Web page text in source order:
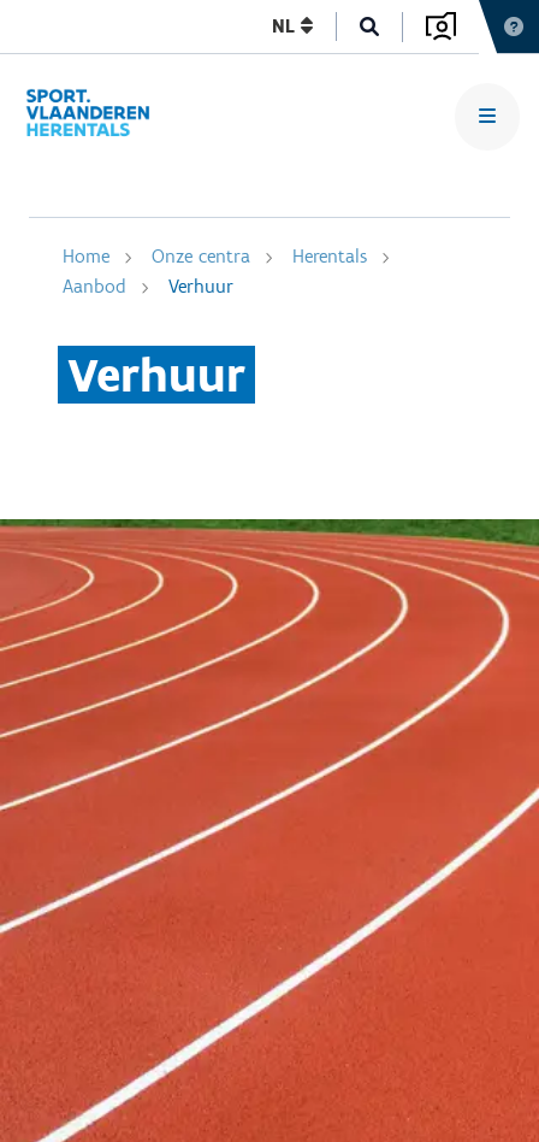
NL
Home Onze centra
Herentals
Aanbod
Verhuur
Verhuur